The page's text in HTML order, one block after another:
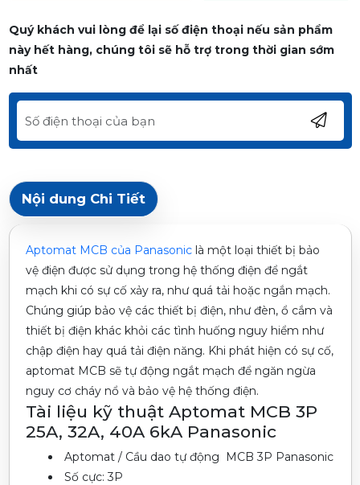
Quý khách vui lòng để lại số điện thoại nếu sản phẩm
này hết hàng, chúng tôi sẽ hỗ trợ trong thời gian sớm
nhất
Nội dung Chi Tiết
Aptomat MCB của Panasoniclà một loại thiết bị bảo
vệ điện được sử dụng trong hệ thống điện để ngắt
mạch khi có sự cố xảy ra, như quá tải hoặc ngắn mạch.
Chúng giúp bảo vệ các thiết bị điện, như đèn, ổ cắm và
thiết bị điện khác khỏi các tình huống nguy hiểm như
chập điện hay quá tải điện năng. Khi phát hiện có sự cố,
aptomat MCB sẽ tự động ngắt mạch để ngăn ngừa
nguy cơ cháy nổ và bảo vệ hệ thống điện.
Tài liệu kỹ thuật Aptomat MCB 3P
25A, 32A, 40A 6kA Panasonic
Aptomat / Cầu dao tự động MCB 3P Panasonic
Số cực: 3P